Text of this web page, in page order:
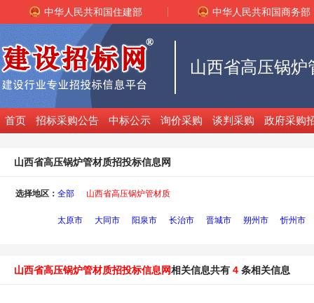
中华人民共和国住建部 中华人民共和国商务部
首页 招标采购公告 中标公示 询价采购 谈判采购 政府采购
山西省高压锅炉管材质招投标信息网
选择地区： 全部 山西省高压锅炉管材质
太原市 大同市 阳泉市 长治市 晋城市 朔州市 忻州市
山西省高压锅炉管材质招投标信息网相关信息共有 4 条相关信息